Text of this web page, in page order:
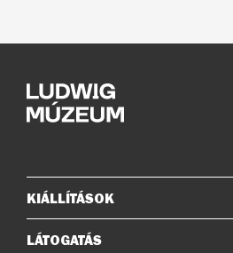
Oldaltérkép
KIÁLLÍTÁSOK
LÁTOGATÁS